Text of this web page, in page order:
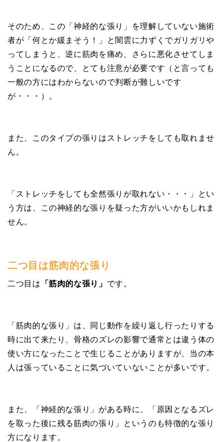
そのため、この「神経的な張り」を理解していない施術
者が「何とか緩まそう！」と闇雲に力ずくでガリガリや
ってしまうと、逆に筋肉を痛め、さらに悪化させてしま
うことになるので、とても注意が必要です（と言っても
一般の方にはわからないので判断が難しいです
が・・・）。
また、このタイプの張りはストレッチをしても取れませ
ん。
「ストレッチをしても全然張りが取れない・・・」とい
う方は、この神経的な張りを疑った方がいいかもしれま
せん。
二つ目は筋肉的な張り
二つ目は 「筋肉的な張り」 です。
「筋肉的な張り」は、同じ動作を繰り返し行ったりする
時に出て来たり、骨格のズレの影響で通常とは違う体の
使い方になったことで生じることがありますが、当の本
人は張っていることに気づいていないことが多いです。
また、「神経的な張り」がある時に、「原因となるズレ
を取った後に残る筋肉の張り」というのも特徴的な張り
方になります。